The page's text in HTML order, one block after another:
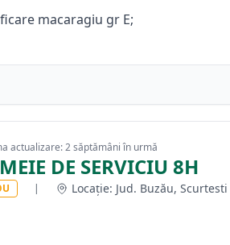
macaragiu gr E;
actualizare: 2 săptămâni în urmă
DE SERVICIU 8H
| Locație: Jud. Buzău, Scurtesti